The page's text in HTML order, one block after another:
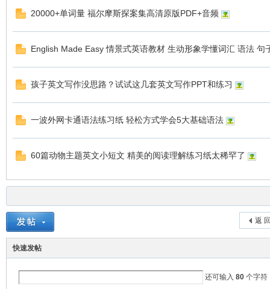
网
20000+单词量 福尔摩斯探案集高清原版PDF+音频
English Made Easy 情景式英语教材 生动形象学懂词汇 语法 句
孩子英文写作没思路？试试这几套英文写作PPT和练习
一波外网卡通语法练习纸 轻松方式学会5大基础语法
60篇动物主题英文小短文 精美的阅读理解练习纸太稀罕了
返
快速发帖
还可输入 80 个字符